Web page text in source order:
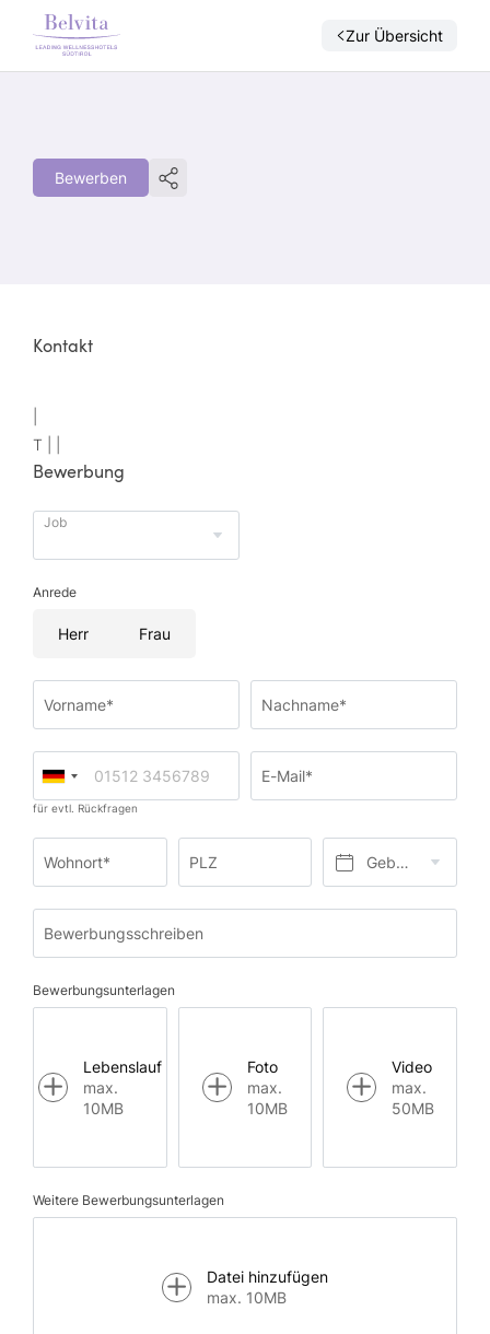
Zur Übersicht
Bewerben
Kontakt
T |
Bewerbung
Job
Anrede
Herr Frau
Vorname* Nachname*
für evtl. Rückfragen
E-Mail*
Wohnort* PLZ Geburtsdatum*
Bewerbungsschreiben
Bewerbungsunterlagen
Lebenslauf
max.
10MB
Foto
max.
10MB
Video
max.
50MB
Weitere Bewerbungsunterlagen
Datei hinzufügen
max. 10MB